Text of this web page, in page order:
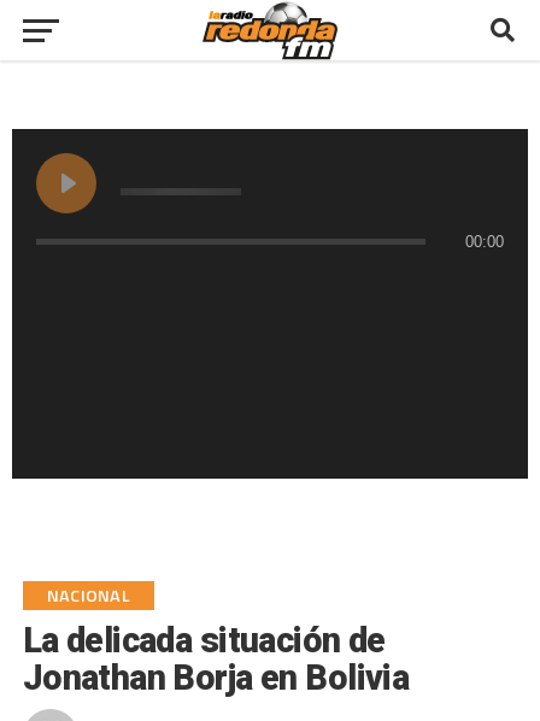
00:00
NACIONAL
La delicada situación de
Jonathan Borja en Bolivia